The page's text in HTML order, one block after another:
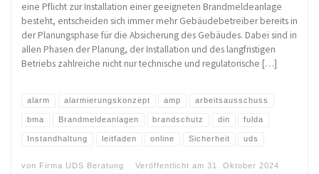
eine Pflicht zur Installation einer geeigneten Brandmeldeanlage
besteht, entscheiden sich immer mehr Gebäudebetreiber bereits in
der Planungsphase für die Absicherung des Gebäudes. Dabei sind in
allen Phasen der Planung, der Installation und des langfristigen
Betriebs zahlreiche nicht nur technische und regulatorische […]
alarm alarmierungskonzept amp arbeitsausschuss
bma Brandmeldeanlagen brandschutz din fulda
Instandhaltung leitfaden online Sicherheit uds
von Firma UDS Beratung Veröffentlicht am 31. Oktober 2024